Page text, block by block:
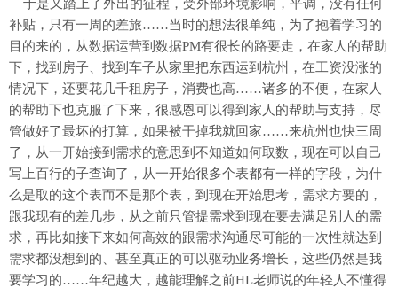
于是又踏上了外出的征程，受外部环境影响，平调，没有任何
补贴，只有一周的差旅……当时的想法很单纯，为了抱着学习的
目的来的，从数据运营到数据PM有很长的路要走，在家人的帮助
下，找到房子、找到车子从家里把东西运到杭州，在工资没涨的
情况下，还要花几千租房子，消费也高……诸多的不便，在家人
的帮助下也克服了下来，很感恩可以得到家人的帮助与支持，尽
管做好了最坏的打算，如果被干掉我就回家……来杭州也快三周
了，从一开始接到需求的意思到不知道如何取数，现在可以自己
写上百行的子查询了，从一开始很多个表都有一样的字段，为什
么是取的这个表而不是那个表，到现在开始思考，需求方要的，
跟我现有的差几步，从之前只管提需求到现在要去满足别人的需
求，再比如接下来如何高效的跟需求沟通尽可能的一次性就达到
需求都没想到的、甚至真正的可以驱动业务增长，这些仍然是我
要学习的……年纪越大，越能理解之前HL老师说的年轻人不懂得